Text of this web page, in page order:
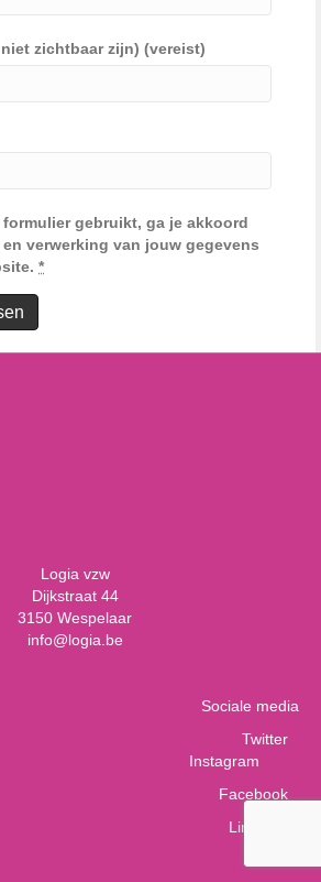
zichtbaar zijn) (vereist)
formulier gebruikt, ga je akkoord
verwerking van jouw gegevens
*
Logia vzw
Dijkstraat 44
3150 Wespelaar
info@logia.be
Sociale media
Twitter
Instagram
Facebook
LinkedIn